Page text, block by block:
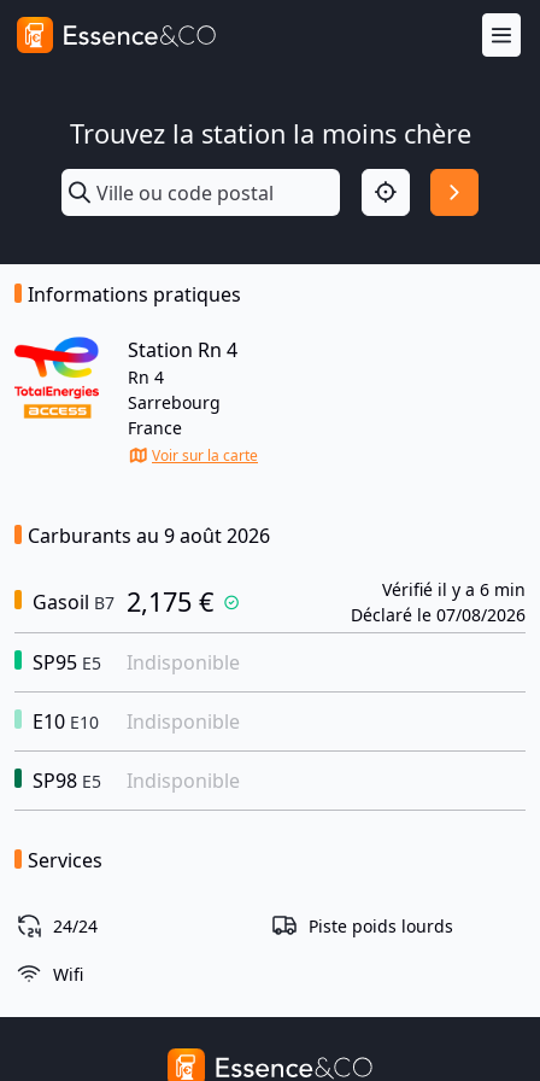
Trouvez la station la moins chère
Informations pratiques
Station Rn 4
Rn 4
Sarrebourg
France
Voir sur la carte
Carburants au 9 août 2026
Gasoil B7 2,175 €
Vérifié il y a 6 min
Déclaré le 07/08/2026
SP95 E5 Indisponible
E10 E10 Indisponible
SP98 E5 Indisponible
Services
24/24 Piste poids lourds
Wifi